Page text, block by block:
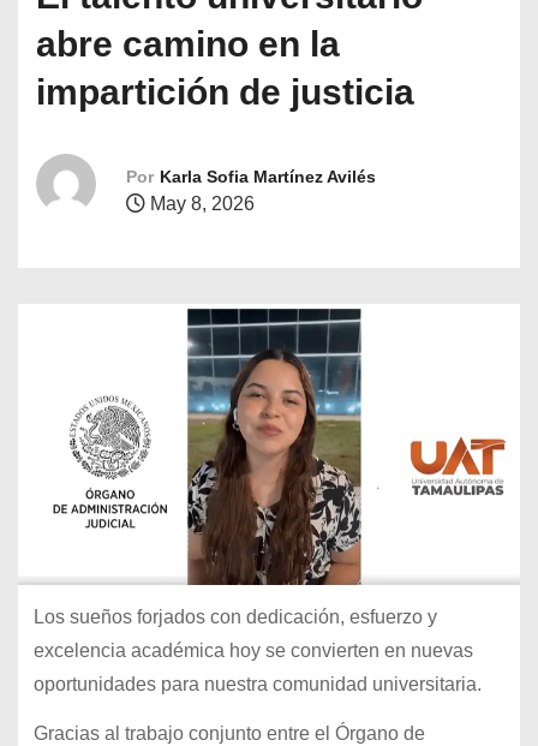
abre camino en la
impartición de justicia
Por Karla Sofia Martínez Avilés
May 8, 2026
Los sueños forjados con dedicación, esfuerzo y
excelencia académica hoy se convierten en nuevas
oportunidades para nuestra comunidad universitaria.
Gracias al trabajo conjunto entre el Órgano de